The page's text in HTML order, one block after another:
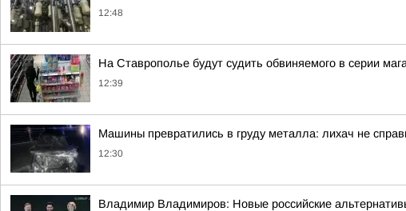
12:48
На Ставрополье будут судить обвиняемого в серии
12:39
Машины превратились в груду металла: лихач не
12:30
Владимир Владимиров: Новые российские